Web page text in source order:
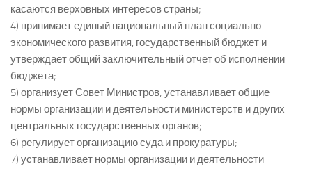
касаются верховных интересов страны;
4) принимает единый национальный план социально-
экономического развития, государственный бюджет и
утверждает общий заключительный отчет об исполнении
бюджета;
5) организует Совет Министров; устанавливает общие
нормы организации и деятельности министерств и других
центральных государственных органов;
6) регулирует организацию суда и прокуратуры;
7) устанавливает нормы организации и деятельности